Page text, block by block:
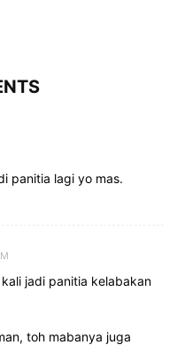
panitia lagi yo mas.
jadi panitia kelabakan
toh mabanya juga